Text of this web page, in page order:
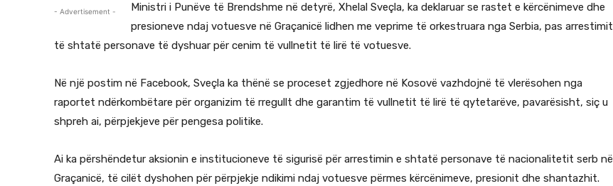
- Advertisement -
Ministri i Punëve të Brendshme në detyrë, Xhelal Sveçla, ka deklaruar se rastet e kërcënimeve dhe
presioneve ndaj votuesve në Graçanicë lidhen me veprime të orkestruara nga Serbia, pas arrestimit
të shtatë personave të dyshuar për cenim të vullnetit të lirë të votuesve.
Në një postim në Facebook, Sveçla ka thënë se proceset zgjedhore në Kosovë vazhdojnë të vlerësohen nga
raportet ndërkombëtare për organizim të rregullt dhe garantim të vullnetit të lirë të qytetarëve, pavarësisht, siç u
shpreh ai, përpjekjeve për pengesa politike.
Ai ka përshëndetur aksionin e institucioneve të sigurisë për arrestimin e shtatë personave të nacionalitetit serb në
Graçanicë, të cilët dyshohen për përpjekje ndikimi ndaj votuesve përmes kërcënimeve, presionit dhe shantazhit.